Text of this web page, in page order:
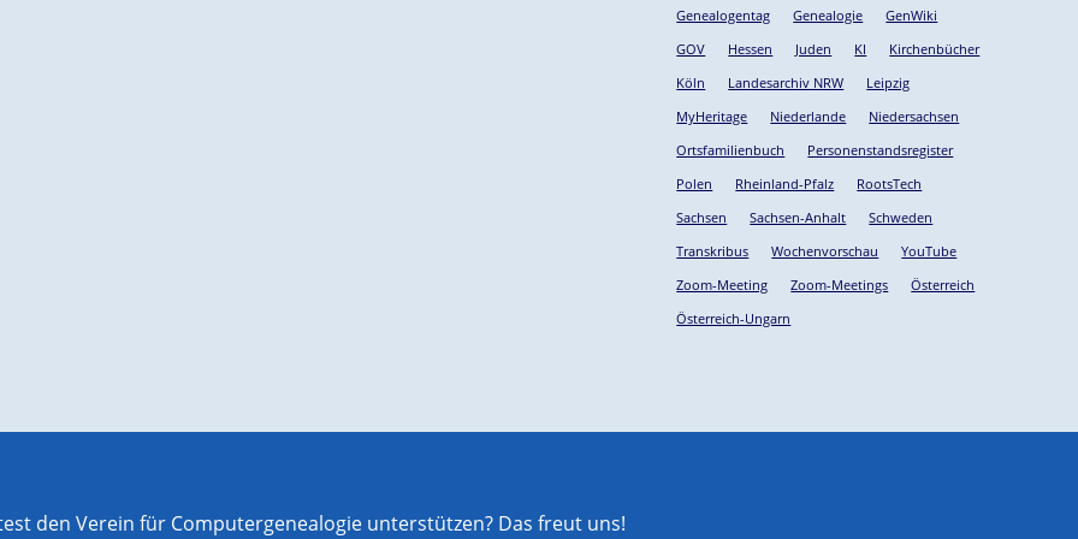
Genealogentag
Genealogie
GenWiki
GOV
Hessen Juden KI
Kirchenbücher
Köln
Landesarchiv NRW
Leipzig
MyHeritage
Niederlande
Niedersachsen
Ortsfamilienbuch
Personenstandsregister
Polen
Rheinland-Pfalz
RootsTech
Sachsen
Sachsen-Anhalt
Schweden
Transkribus
Wochenvorschau
YouTube
Zoom-Meeting
Zoom-Meetings
Österreich
Österreich-Ungarn
den Verein für Computergenealogie unterstützen? Das freut uns!